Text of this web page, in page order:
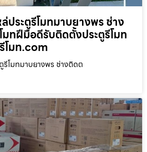
ประตูรีโมทมาบยางพร ช่าง
มทฝีมือดีรับติดตั้งประตูรีโมท
โมท.com
รีโมทมาบยางพร ช่างติดต